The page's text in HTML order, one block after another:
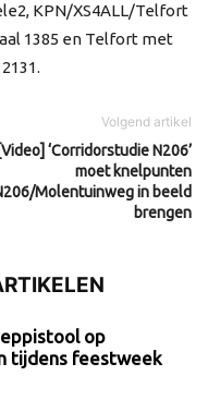
KPN/XS4ALL/Telfort
1385 en Telfort met
Volgend artikel
[Video] ‘Corridorstudie N206’
moet knelpunten
Molentuinweg in beeld
brengen
op
tijdens feestweek